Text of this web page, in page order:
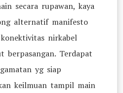
secara rupawan, kaya
alternatif manifesto
nirkabel
berpasangan. Terdapat
yg siap
keilmuan tampil main